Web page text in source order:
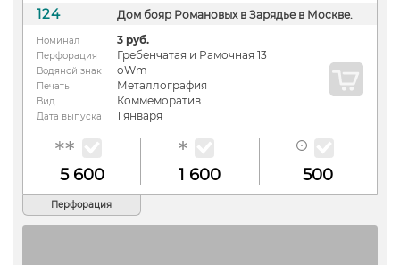
124 Дом бояр Романовых в Зарядье в Москве.
Номинал 3 руб.
Перфорация Гребенчатая и Рамочная 13
Водяной знак oWm
Печать Металлография
Вид Коммеморатив
Дата выпуска 1 января
5 600 1 600 500
Перфорация